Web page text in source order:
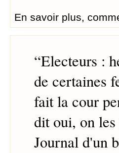
En savoir plus,
“Electeurs :
de certaines
fait la cour
dit oui, on
Journal d'un